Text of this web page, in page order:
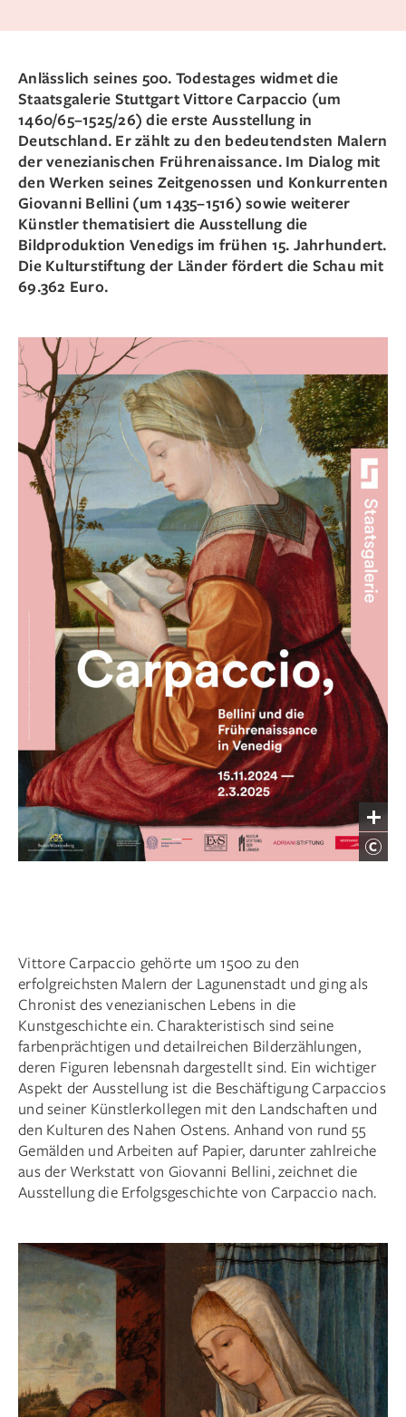
Anlässlich seines 500. Todestages widmet die
Staatsgalerie Stuttgart Vittore Carpaccio (um
1460/65–1525/26) die erste Ausstellung in
Deutschland. Er zählt zu den bedeutendsten Malern
der venezianischen Frührenaissance. Im Dialog mit
den Werken seines Zeitgenossen und Konkurrenten
Giovanni Bellini (um 1435–1516) sowie weiterer
Künstler thematisiert die Ausstellung die
Bildproduktion Venedigs im frühen 15. Jahrhundert.
Die Kulturstiftung der Länder fördert die Schau mit
69.362 Euro.
Vittore Carpaccio gehörte um 1500 zu den
erfolgreichsten Malern der Lagunenstadt und ging als
Chronist des venezianischen Lebens in die
Kunstgeschichte ein. Charakteristisch sind seine
farbenprächtigen und detailreichen Bilderzählungen,
deren Figuren lebensnah dargestellt sind. Ein wichtiger
Aspekt der Ausstellung ist die Beschäftigung Carpaccios
und seiner Künstlerkollegen mit den Landschaften und
den Kulturen des Nahen Ostens. Anhand von rund 55
Gemälden und Arbeiten auf Papier, darunter zahlreiche
aus der Werkstatt von Giovanni Bellini, zeichnet die
Ausstellung die Erfolgsgeschichte von Carpaccio nach.